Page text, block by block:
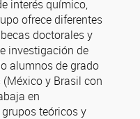
interés químico,
ofrece diferentes
doctorales y
investigación de
alumnos de grado
y Brasil con
en
teóricos y